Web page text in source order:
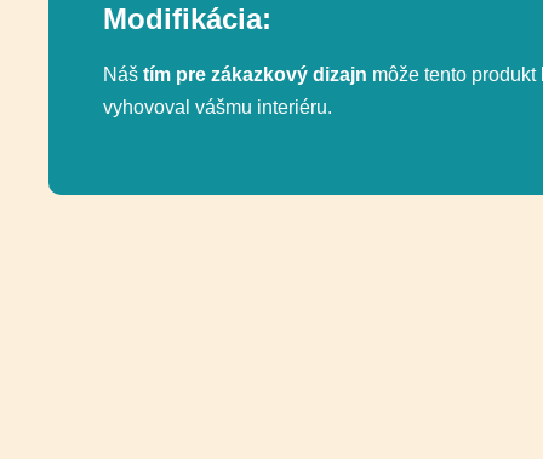
Modifikácia:
Náš tím pre zákazkový dizajn môže tento
vyhovoval vášmu interiéru.